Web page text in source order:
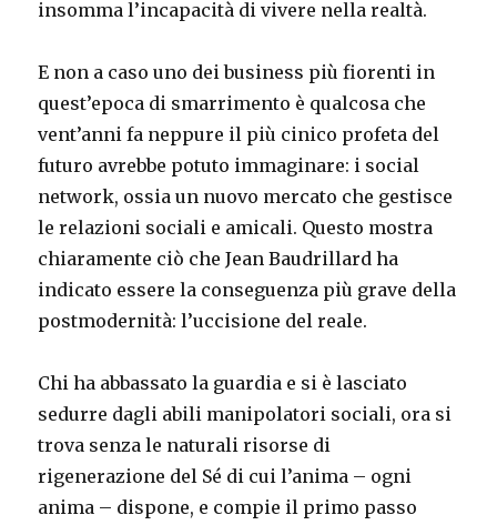
insomma l’incapacità di vivere nella realtà.
E non a caso uno dei business più fiorenti in
quest’epoca di smarrimento è qualcosa che
vent’anni fa neppure il più cinico profeta del
futuro avrebbe potuto immaginare: i social
network, ossia un nuovo mercato che gestisce
le relazioni sociali e amicali. Questo mostra
chiaramente ciò che Jean Baudrillard ha
indicato essere la conseguenza più grave della
postmodernità: l’uccisione del reale.
Chi ha abbassato la guardia e si è lasciato
sedurre dagli abili manipolatori sociali, ora si
trova senza le naturali risorse di
rigenerazione del Sé di cui l’anima – ogni
anima – dispone, e compie il primo passo